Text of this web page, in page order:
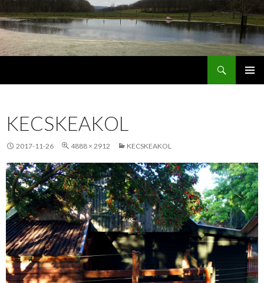
KECSKEAKOL
2017-11-26 4888 × 2912 KECSKEAKOL